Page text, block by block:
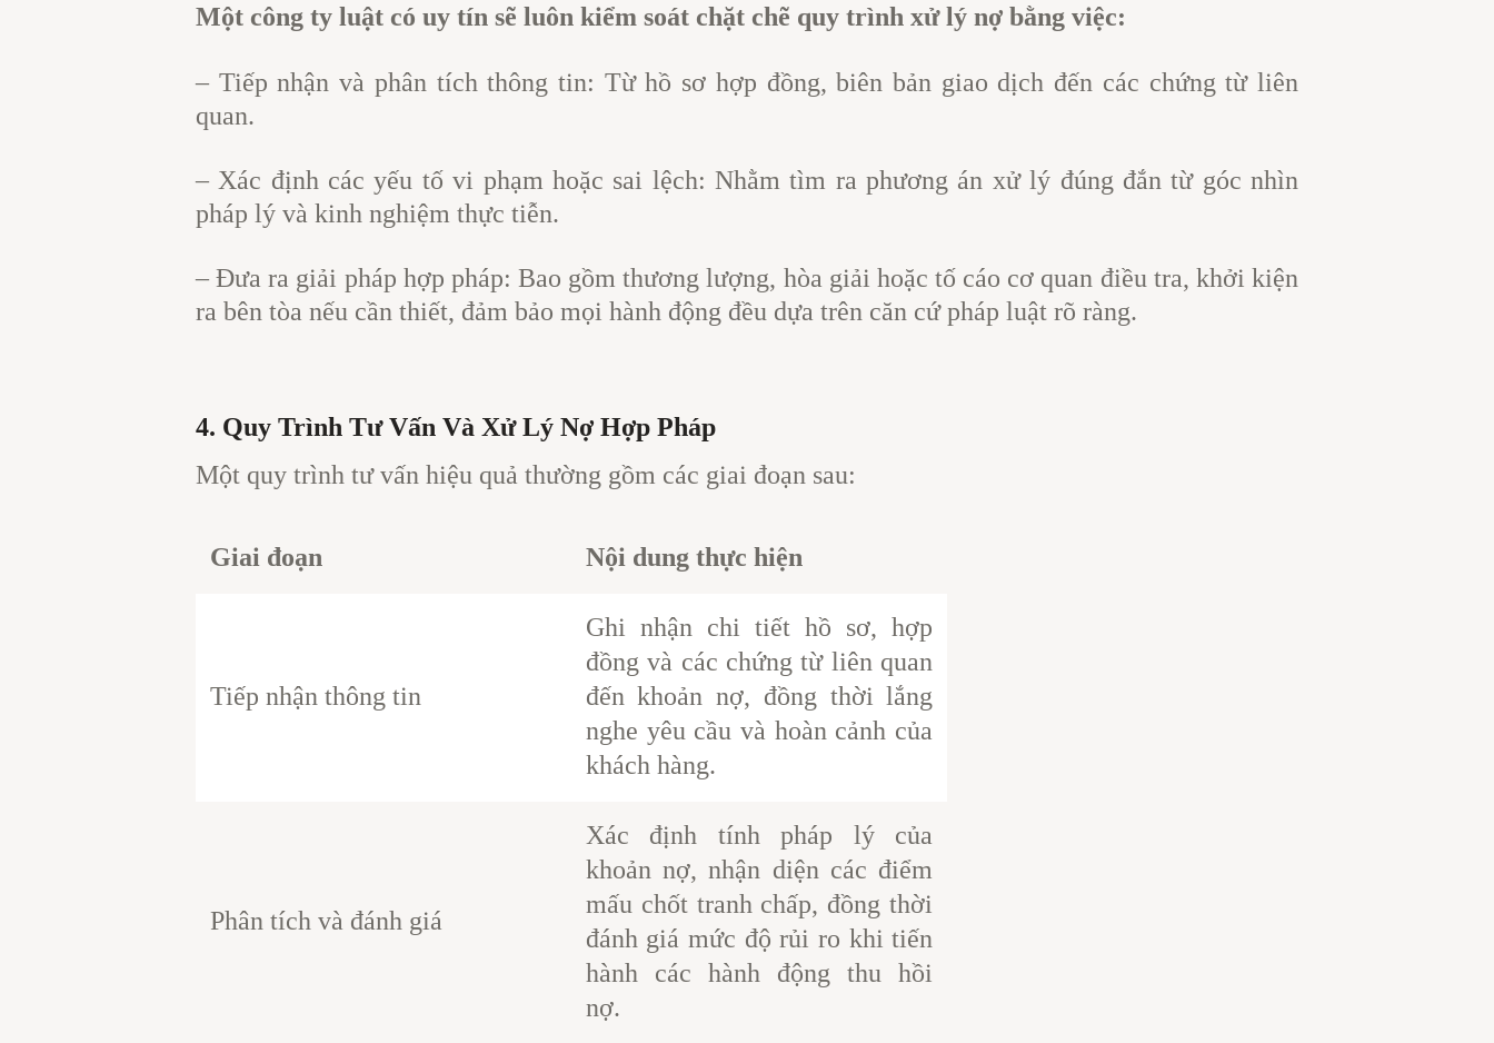
Một công ty luật có uy tín sẽ luôn kiểm soát chặt chẽ quy trình xử lý nợ bằng việc:
– Tiếp nhận và phân tích thông tin: Từ hồ sơ hợp đồng, biên bản giao dịch đến các chứng từ liên
quan.
– Xác định các yếu tố vi phạm hoặc sai lệch: Nhằm tìm ra phương án xử lý đúng đắn từ góc nhìn
pháp lý và kinh nghiệm thực tiễn.
– Đưa ra giải pháp hợp pháp: Bao gồm thương lượng, hòa giải hoặc tố cáo cơ quan điều tra, khởi kiện
ra bên tòa nếu cần thiết, đảm bảo mọi hành động đều dựa trên căn cứ pháp luật rõ ràng.
4. Quy Trình Tư Vấn Và Xử Lý Nợ Hợp Pháp
Một quy trình tư vấn hiệu quả thường gồm các giai đoạn sau:
Giai đoạn Nội dung thực hiện
Tiếp nhận thông tin
Ghi nhận chi tiết hồ sơ, hợp
đồng và các chứng từ liên quan
đến khoản nợ, đồng thời lắng
nghe yêu cầu và hoàn cảnh của
khách hàng.
Phân tích và đánh giá
Xác định tính pháp lý của
khoản nợ, nhận diện các điểm
mấu chốt tranh chấp, đồng thời
đánh giá mức độ rủi ro khi tiến
hành các hành động thu hồi
nợ.